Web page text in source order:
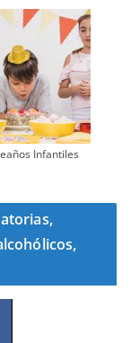
Infantiles